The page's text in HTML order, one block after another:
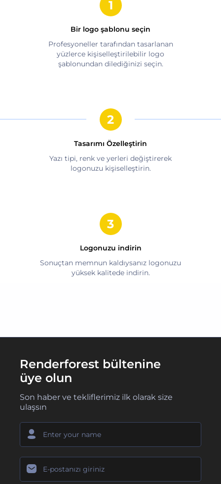
Bir logo şablonu seçin
Profesyoneller tarafından tasarlanan
yüzlerce kişiselleştirilebilir logo
şablonundan dilediğinizi seçin.
Tasarımı Özelleştirin
Yazı tipi, renk ve yerleri değiştirerek
logonuzu kişiselleştirin.
Logonuzu indirin
Sonuçtan memnun kaldıysanız logonuzu
yüksek kalitede indirin.
Renderforest bültenine
üye olun
Son haber ve tekliflerimiz ilk olarak size
ulaşsın